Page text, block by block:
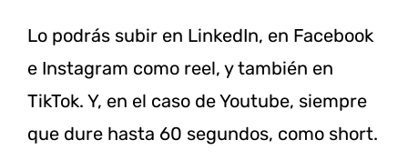
Lo podrás subir en LinkedIn, en Facebook
e Instagram como reel, y también en
TikTok. Y, en el caso de Youtube, siempre
que dure hasta 60 segundos, como short.